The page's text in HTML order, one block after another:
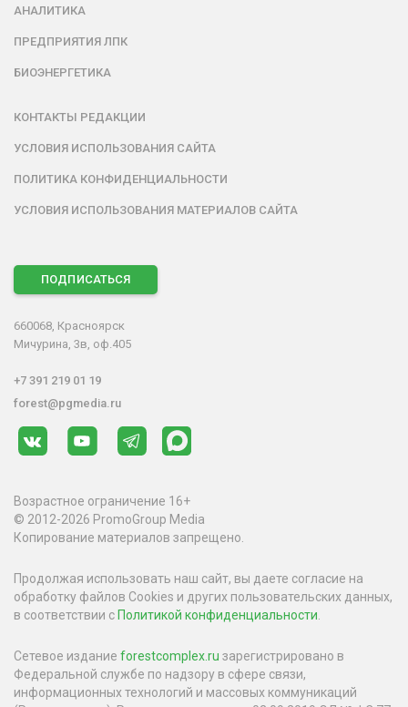
АНАЛИТИКА
ПРЕДПРИЯТИЯ ЛПК
БИОЭНЕРГЕТИКА
КОНТАКТЫ РЕДАКЦИИ
УСЛОВИЯ ИСПОЛЬЗОВАНИЯ САЙТА
ПОЛИТИКА КОНФИДЕНЦИАЛЬНОСТИ
УСЛОВИЯ ИСПОЛЬЗОВАНИЯ МАТЕРИАЛОВ САЙТА
ПОДПИСАТЬСЯ
660068, Красноярск
Мичурина, 3в, оф.405
+7 391 219 01 19
forest@pgmedia.ru
Возрастное ограничение 16+
© 2012-2026 PromoGroup Media
Копирование материалов запрещено.
Продолжая использовать наш сайт, вы даете согласие на
обработку файлов Cookies и других пользовательских данных,
в соответствии с Политикой конфиденциальности.
Сетевое издание forestcomplex.ru зарегистрировано в
Федеральной службе по надзору в сфере связи,
информационных технологий и массовых коммуникаций